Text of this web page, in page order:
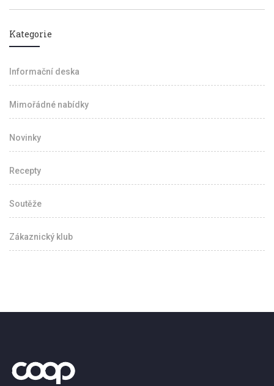
Kategorie
Informační deska
Mimořádné nabídky
Novinky
Recepty
Soutěže
Zákaznický klub